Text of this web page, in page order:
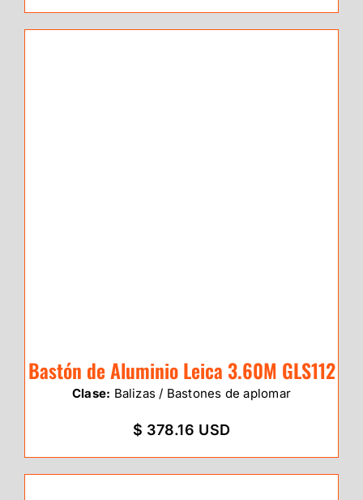
Bastón de Aluminio Leica 3.60M GLS112
Clase: Balizas / Bastones de aplomar
$ 378.16 USD